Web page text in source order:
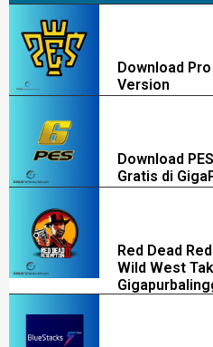
Download
Version
Download
Gratis di
Red Dead
Wild West